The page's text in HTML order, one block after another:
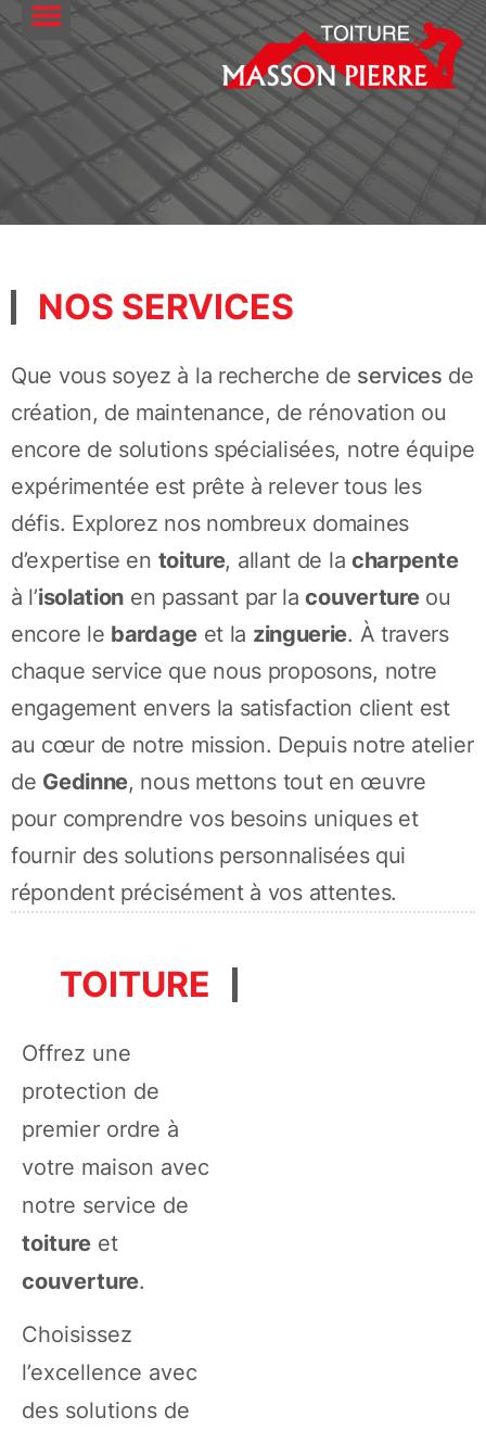
NOS SERVICES
Que vous soyez à la recherche de services de
création, de maintenance, de rénovation ou
encore de solutions spécialisées, notre équipe
expérimentée est prête à relever tous les
défis. Explorez nos nombreux domaines
d’expertise en toiture, allant de la charpente
à l’isolation en passant par lacouvertureou
encore le bardageet la zinguerie. À travers
chaque service que nous proposons, notre
engagement envers la satisfaction client est
au cœur de notre mission. Depuis notre atelier
de Gedinne, nous mettons tout en œuvre
pour comprendre vos besoins uniques et
fournir des solutions personnalisées qui
répondent précisément à vos attentes.
TOITURE
Offrez une
protection de
premier ordre à
votre maison avec
notre service de
toiture et
couverture.
Choisissez
l’excellence avec
des solutions de